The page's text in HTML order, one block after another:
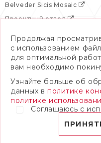
Belveder Sicis Mosaic
Проектный отдел
© 2026 Бельведер
ПОЛНАЯ
Продолжая
с использованием
для оптимальной
вам необходимо
Узнайте больше об
данных вполитике
политике
Соглашаюсь с